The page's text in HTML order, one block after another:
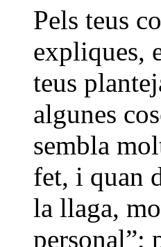
Pels teus
expliques,
teus
algunes
sembla
fet, i quan
la llaga,
personal”;